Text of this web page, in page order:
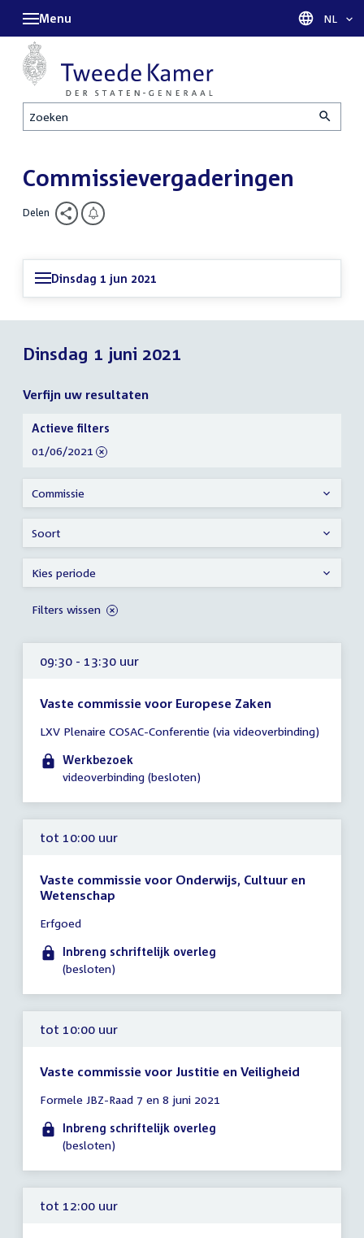
Zoeken
Menu Taal
NL
Commissievergaderingen
Delen
Dinsdag 1 jun 2021
Dinsdag 1 juni 2021
Verfijn uw resultaten
09:30 - 13:30 uur
Vaste commissie voor Europese Zaken
vergadering
09:30
-
uur
LXV Plenaire COSAC-Conferentie (via videoverbinding)
Werkbezoek
videoverbinding (besloten)
tot 10:00 uur
Vaste commissie voor Onderwijs, Cultuur en
Wetenschap
vergadering
tot
10:00
Erfgoed
Inbreng schriftelijk overleg
(besloten)
tot 10:00 uur
Vaste commissie voor Justitie en Veiligheid
vergadering
tot
10:00
Formele JBZ-Raad 7 en 8 juni 2021
Inbreng schriftelijk overleg
(besloten)
tot 12:00 uur
Verfijn
uw
resultaten
Actieve filters
verwijder
01/06/2021
Commissie
Soort
Kies periode
Filters wissen